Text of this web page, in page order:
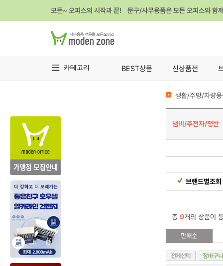
모든~ 오피스의 시작과 끝! 문구/사무용품은 모든 오피스와 함
카테고리 BEST상품 신상품전
생활/주방/차량
냄비/주전자/쟁반
브랜드별조회
총 9개의 상품이